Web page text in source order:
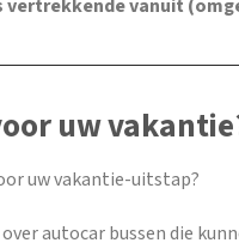
vertrekkende vanuit
uw
uw vakantie-uitstap?
autocar bussen die